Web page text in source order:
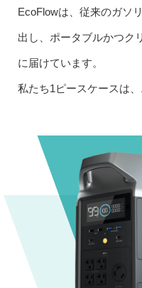
EcoFlowは、従来のガソ
出し、ポータブルかつク
に届けています。
私たち1ピースケースは